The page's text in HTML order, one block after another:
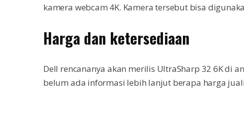
kamera webcam 4K. Kamera tersebut bisa
Harga dan ketersediaan
Dell rencananya akan merilis UltraSharp 32 6K di
belum ada informasi lebih lanjut berapa harga